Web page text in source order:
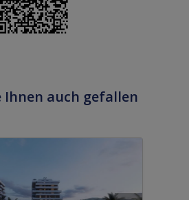
Ihnen auch gefallen